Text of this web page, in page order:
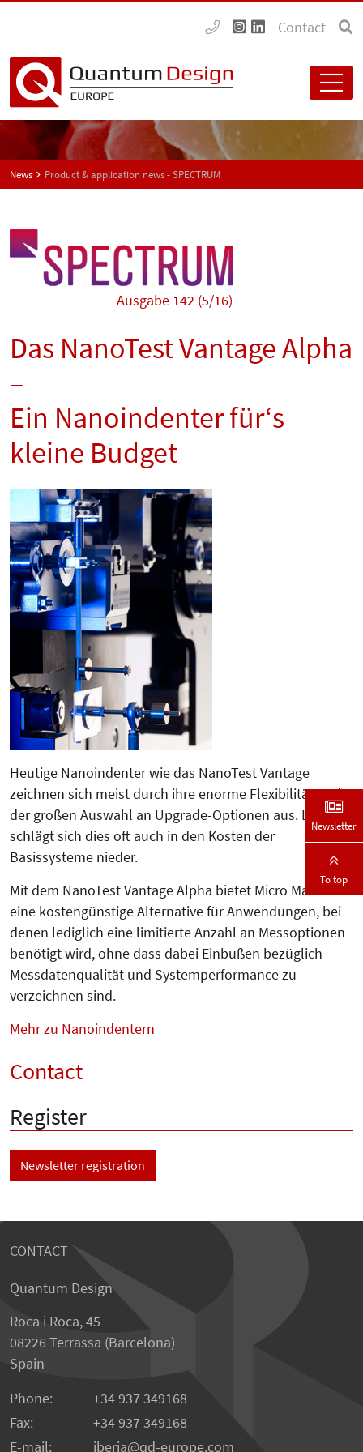
Contact
News Product & application news - SPECTRUM
Ausgabe 142 (5/16)
Das NanoTest Vantage Alpha
–
Ein Nanoindenter für‘s
kleine Budget
Heutige Nanoindenter wie das Nano­Test Vantage
zeichnen sich meist durch ihre enorme Flexibilität und
der großen Auswahl an Upgrade-Optionen aus. Leider
schlägt sich dies oft auch in den Kosten der
Basissysteme nieder.
Mit dem NanoTest Vantage Alpha bietet Micro Materials
eine kostengünstige Alternative für Anwendungen, bei
denen lediglich eine limitierte An­zahl an Messoptionen
be­nötigt wird, ohne dass dabei Einbußen bezüglich
Messdatenqualität und Sys­tem­performance zu
verzeichnen sind.
Mehr zu Nanoindentern
Contact
Register
Newsletter registration
CONTACT
Quantum Design
Roca i Roca, 45
08226 Terrassa (Barcelona)
Spain
Phone:
+34 937 349168
Fax:
+34 937 349168
E-mail:
iberia qd-europe.com
Newsletter
To top